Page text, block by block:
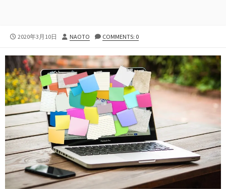
公
日
2020年3月10日
投
者
NAOTO COMMENTS: 0